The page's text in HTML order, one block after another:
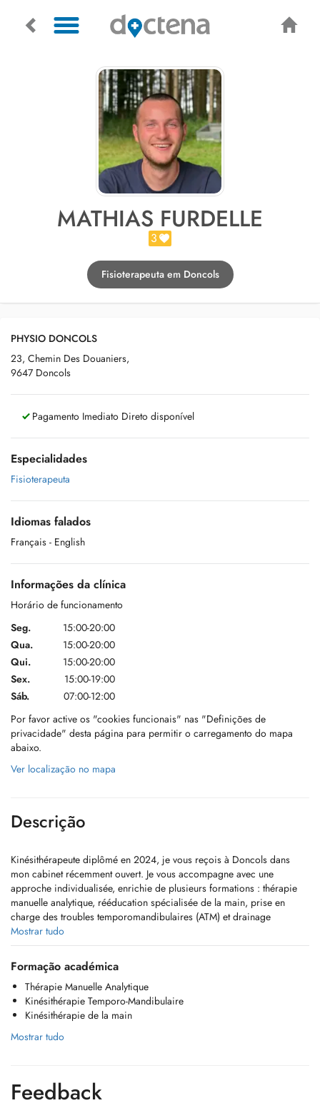
MATHIAS FURDELLE
3
Fisioterapeuta em Doncols
PHYSIO DONCOLS
23, Chemin Des Douaniers,
9647 Doncols
Pagamento Imediato Direto disponível
Especialidades
Fisioterapeuta
Idiomas falados
Français - English
Informações da clínica
Horário de funcionamento
Seg.
15:00-20:00
Qua.
15:00-20:00
Qui.
15:00-20:00
Sex.
15:00-19:00
Sáb.
07:00-12:00
Por favor active os "cookies funcionais" nas "Definições de
privacidade" desta página para permitir o carregamento do mapa
abaixo.
Ver localização no mapa
Descrição
Kinésithérapeute diplômé en 2024, je vous reçois à Doncols dans
mon cabinet récemment ouvert. Je vous accompagne avec une
approche individualisée, enrichie de plusieurs formations : thérapie
manuelle analytique, rééducation spécialisée de la main, prise en
charge des troubles temporomandibulaires (ATM) et drainage
lymphatique manuel (méthode Leduc).
Je traite également lensemble des pathologies de kinésithérapie
générale, avec pour objectif de vous aider à retrouver confort,
mobilité et autonomie au quotidien.
Pour les patients ayant des difficultés à se déplacer, je propose
également des soins à domicile, afin dassurer une prise en charge
accessible, personnalisée et adaptée à chaque situation.
Mostrar tudo
Formação académica
Thérapie Manuelle Analytique
Kinésithérapie Temporo-Mandibulaire
Kinésithérapie de la main
Mostrar tudo
Feedback